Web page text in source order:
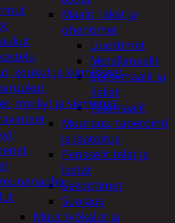
Maalit, lakat ja
ohentimet
Liuottimet
Metallimaalit
Spraymaalit ja
-lakat
Talomaalit
Muuraus, tapetointi
ja laatoitus
Pensselit telat ja
lastat
Sekoittimet
Suojaus
Muut työkalut ja
koukut ja kiinnikkeet
myrkyt ja siemenet